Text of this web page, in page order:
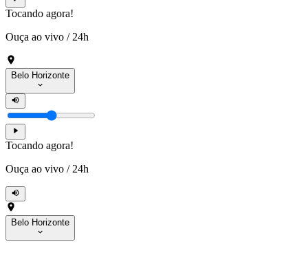
Tocando agora!
Ouça ao vivo / 24h
Belo Horizonte
Tocando agora!
Ouça ao vivo / 24h
Belo Horizonte